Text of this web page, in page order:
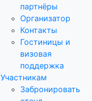
партнёры
Организатор
Контакты
Гостиницы и
визовая
поддержка
Участникам
Забронировать